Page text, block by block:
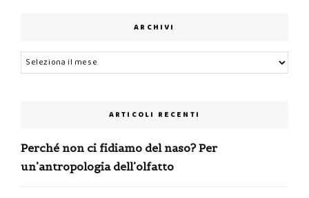
ARCHIVI
Archivi
ARTICOLI RECENTI
Perché non ci fidiamo del naso? Per
un’antropologia dell’olfatto